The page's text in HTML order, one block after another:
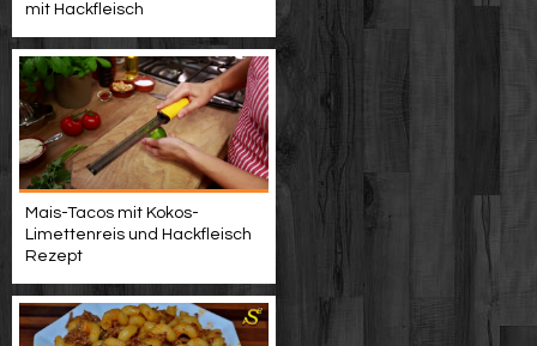
mit Hackfleisch
Mais-Tacos mit Kokos-
Limettenreis und Hackfleisch
Rezept